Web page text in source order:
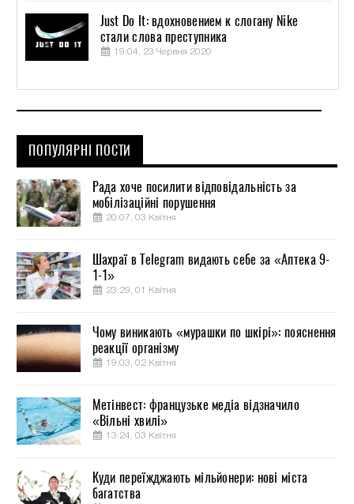
Just Do It: вдохновением к слогану Nike
стали слова преступника
19:04, 23 Червня 2020
ПОПУЛЯРНІ ПОСТИ
Рада хоче посилити відповідальність за
мобілізаційні порушення
20:07, 03 Квітня
Шахраї в Telegram видають себе за «Аптека 9-
1-1»
23:29, 01 Квітня
Чому виникають «мурашки по шкірі»: пояснення
реакції організму
19:03, 02 Квітня
Метінвест: французьке медіа відзначило
«Вільні хвилі»
13:24, 03 Квітня
Куди переїжджають мільйонери: нові міста
багатства